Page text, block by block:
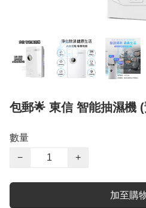
包郵🌟 東信 智能抽濕機
數量
−
+
加至購